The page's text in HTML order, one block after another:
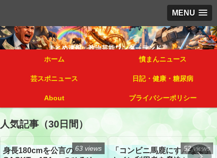
MENU
ホーム 憤まんニュース
芸スポニュース 日記・健康・糖尿病
About プライバシーポリシー
人気記事（30日間）
身長180cmを公言の63 views
「コンビニ馬鹿にすんなよ」
52 views